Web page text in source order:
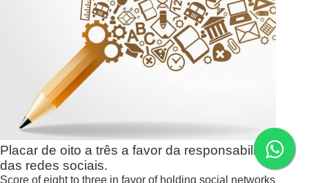
Placar de oito a três a favor da responsabilização
das redes sociais.
Score of eight to three in favor of holding social networks